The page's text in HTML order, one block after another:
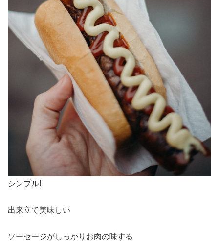
シンプル!
出来立て美味しい
ソーセージがしっかりお肉の味する